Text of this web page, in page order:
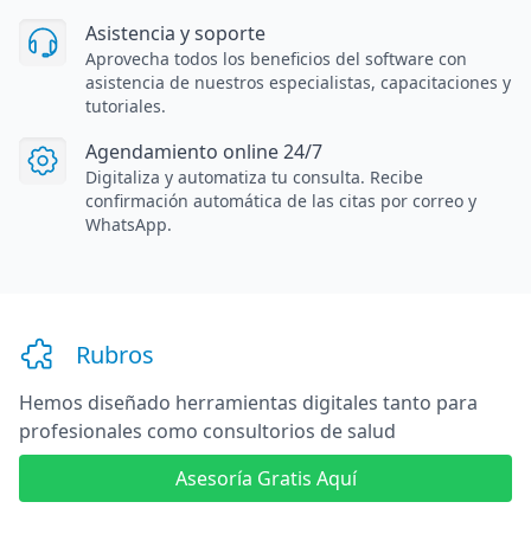
Asistencia y soporte
Aprovecha todos los beneficios del software con
asistencia de nuestros especialistas, capacitaciones y
tutoriales.
Agendamiento online 24/7
Digitaliza y automatiza tu consulta. Recibe
confirmación automática de las citas por correo y
WhatsApp.
Rubros
Hemos diseñado herramientas digitales tanto para
profesionales como consultorios de salud
Asesoría Gratis Aquí